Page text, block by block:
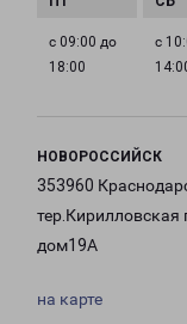
с 09:00 до
18:00
с
НОВОРОССИЙСК
353960
тер.Кирилловская
дом19А
на карте